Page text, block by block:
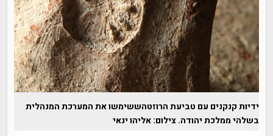
ידיות קנקנים עם טביעת הרוזטהששימשו את המערכת המנהלית
בשלהי ממלכת יהודה. צילום: אליהו ינאי